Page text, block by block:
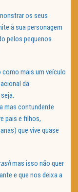
os seus
à sua personagem
pelos pequenos
como mais um veículo
da
mas contundente
pais e filhos,
que vive quase
mas isso não quer
e que nos deixa a